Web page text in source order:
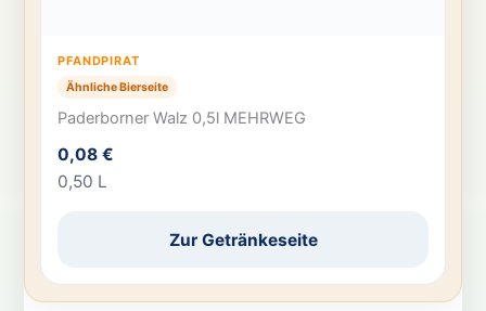
PFANDPIRAT
Ähnliche Bierseite
Paderborner Walz 0,5l MEHRWEG
0,08 €
0,50 L
Zur Getränkeseite